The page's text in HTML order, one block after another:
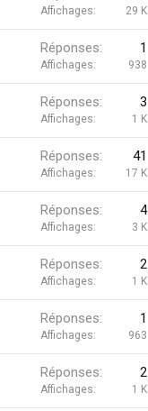
Affichages 29 K
Réponses 1
Affichages 938
Réponses 3
Affichages 1 K
Réponses 41
Affichages 17 K
Réponses 4
Affichages 3 K
Réponses 2
Affichages 1 K
Réponses 1
Affichages 963
Réponses 2
Affichages 1 K